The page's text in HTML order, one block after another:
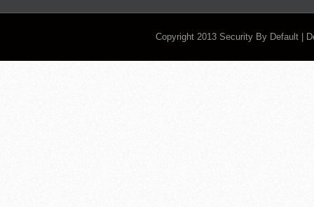
Copyright 2013 Security By Default |